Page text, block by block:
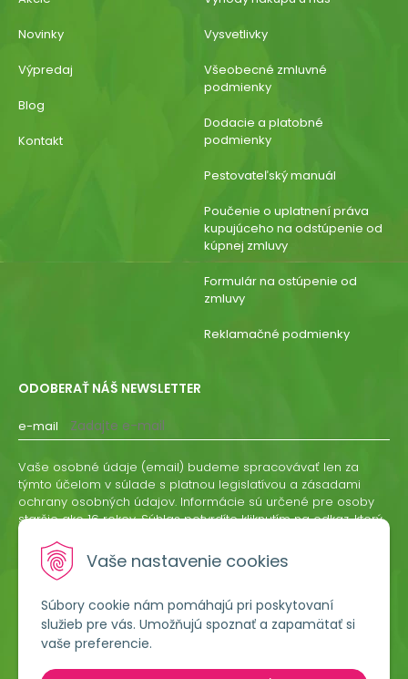
Vaše nastavenie cookies
Súbory cookie nám pomáhajú pri poskytovaní
služieb pre vás. Umožňujú spoznať a zapamätať si
vaše preferencie.
Novinky
Výpredaj
Blog
Kontakt
Vysvetlivky
Všeobecné zmluvné
podmienky
Dodacie a platobné
podmienky
Pestovateľský manuál
Poučenie o uplatnení práva
kupujúceho na odstúpenie od
kúpnej zmluvy
Formulár na ostúpenie od
zmluvy
Reklamačné podmienky
ODOBERAŤ NÁŠ NEWSLETTER
e-mail
ODOBERAŤ
Vaše osobné údaje (email) budeme spracovávať len za
týmto účelom v súlade s platnou legislatívou a zásadami
ochrany osobných údajov. Informácie sú určené pre osoby
staršie ako 16 rokov. Súhlas potvrdíte kliknutím na odkaz, ktorý
odvolať písomne, emailom alebo kliknutím na odkaz z
ktoréhokoľvek informačného emailu.